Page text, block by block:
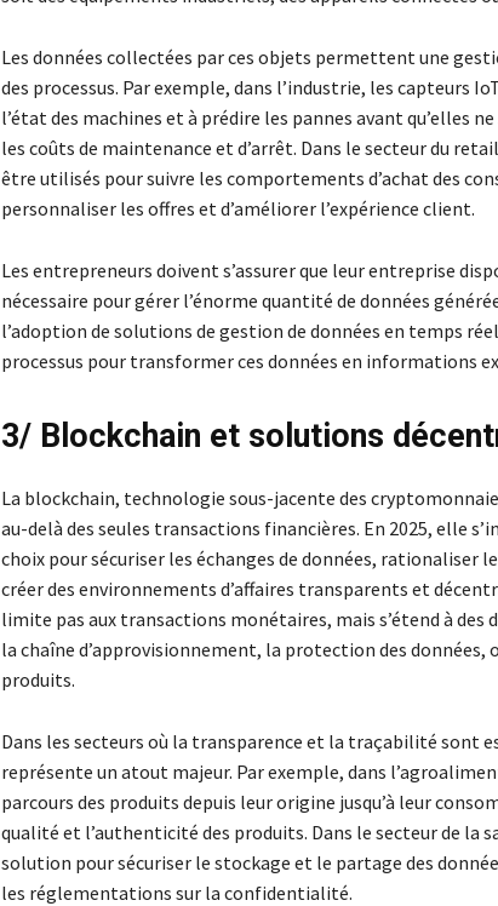
Les données collectées par ces objets permettent une
des processus. Par exemple, dans l’industrie, les capteurs
l’état des machines et à prédire les pannes avant qu’elles
les coûts de maintenance et d’arrêt. Dans le secteur du
être utilisés pour suivre les comportements d’achat des
personnaliser les offres et d’améliorer l’expérience client.
Les entrepreneurs doivent s’assurer que leur entreprise
nécessaire pour gérer l’énorme quantité de données
l’adoption de solutions de gestion de données en temps
processus pour transformer ces données en informations
3/ Blockchain et solutions
La blockchain, technologie sous-jacente des
au-delà des seules transactions financières. En 2025, elle
choix pour sécuriser les échanges de données, rationaliser
créer des environnements d’affaires transparents et
limite pas aux transactions monétaires, mais s’étend à des
la chaîne d’approvisionnement, la protection des données,
produits.
Dans les secteurs où la transparence et la traçabilité sont
représente un atout majeur. Par exemple, dans
parcours des produits depuis leur origine jusqu’à leur
qualité et l’authenticité des produits. Dans le secteur de la
solution pour sécuriser le stockage et le partage des
les réglementations sur la confidentialité.